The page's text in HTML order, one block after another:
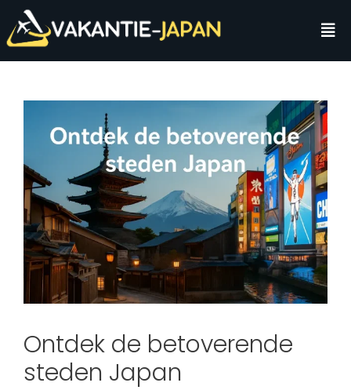
Ontdek de betoverende
steden Japan